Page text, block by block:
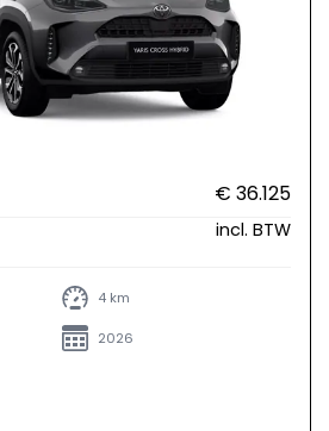
€ 36.125
incl. BTW
4 km
2026